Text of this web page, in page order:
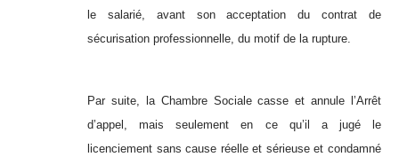
le salarié, avant son acceptation du contrat de
sécurisation professionnelle, du motif de la rupture.
Par suite, la Chambre Sociale casse et annule l’Arrêt
d’appel, mais seulement en ce qu’il a jugé le
licenciement sans cause réelle et sérieuse et condamné